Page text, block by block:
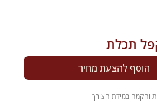
תכלת
הוסף להצעת מחיר
והקמה במידת הצורך